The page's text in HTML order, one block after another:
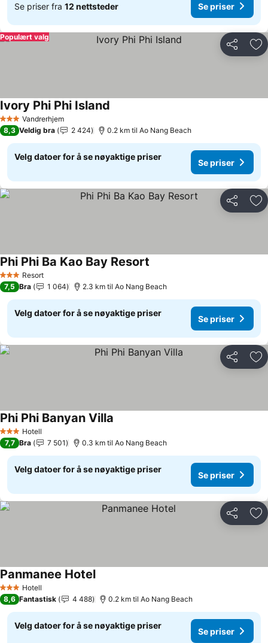
Se priser fra 12 nettsteder Se priser
Del
Populært valg
3 StjernerVandrerhjem
Ivory Phi Phi Island
8,3 Veldig bra 2 424 0.2 km til Ao Nang Beach
Velg datoer for å se nøyaktige priser
Se priser
Del
3 StjernerResort
Phi Phi Ba Kao Bay Resort
7,5 Bra 1 064 2.3 km til Ao Nang Beach
Velg datoer for å se nøyaktige priser
Se priser
Del
3 StjernerHotell
Phi Phi Banyan Villa
7,7 Bra 7 501 0.3 km til Ao Nang Beach
Velg datoer for å se nøyaktige priser
Se priser
Del
3 StjernerHotell
Panmanee HotelSe priser
8,6 Fantastisk 4 488 0.2 km til Ao Nang Beach
Velg datoer for å se nøyaktige priser
Se priser